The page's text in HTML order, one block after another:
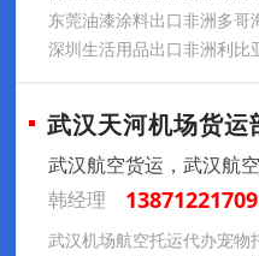
武汉天河机场货运
武汉航空货运，武汉航
韩经理
13871221709